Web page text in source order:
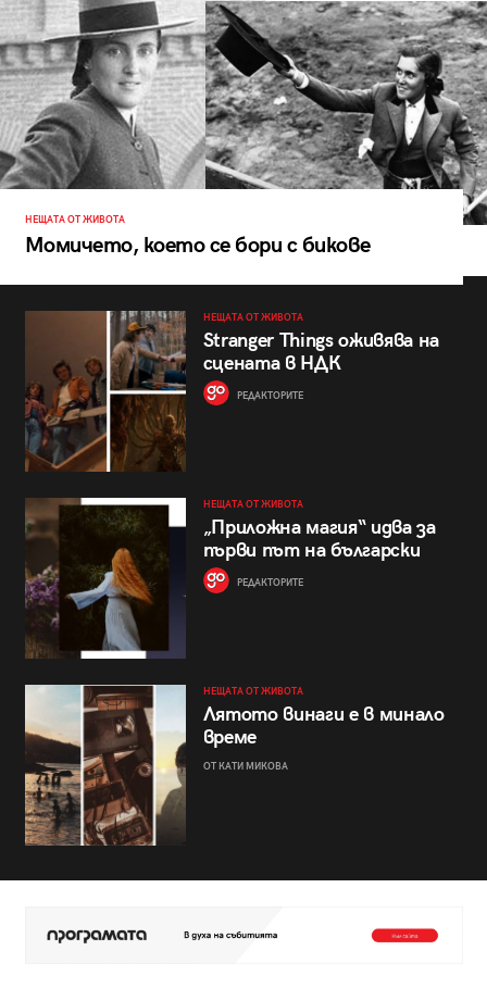
НЕЩАТА ОТ ЖИВОТА
Момичето, което се бори с бикове
НЕЩАТА ОТ ЖИВОТА
Stranger Things оживява на
сцената в НДК
РЕДАКТОРИТЕ
НЕЩАТА ОТ ЖИВОТА
„Приложна магия“ идва за
първи път на български
РЕДАКТОРИТЕ
НЕЩАТА ОТ ЖИВОТА
Лятото винаги е в минало
време
ОТ КАТИ МИКОВА